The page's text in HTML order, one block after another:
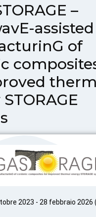
–
assisted
of
2023 - 28 febbraio 2026